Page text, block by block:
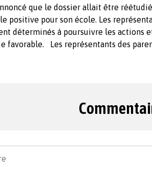
que le dossier allait être
positive pour son école. Les
déterminés à poursuivre les actions
favorable. Les représentants des